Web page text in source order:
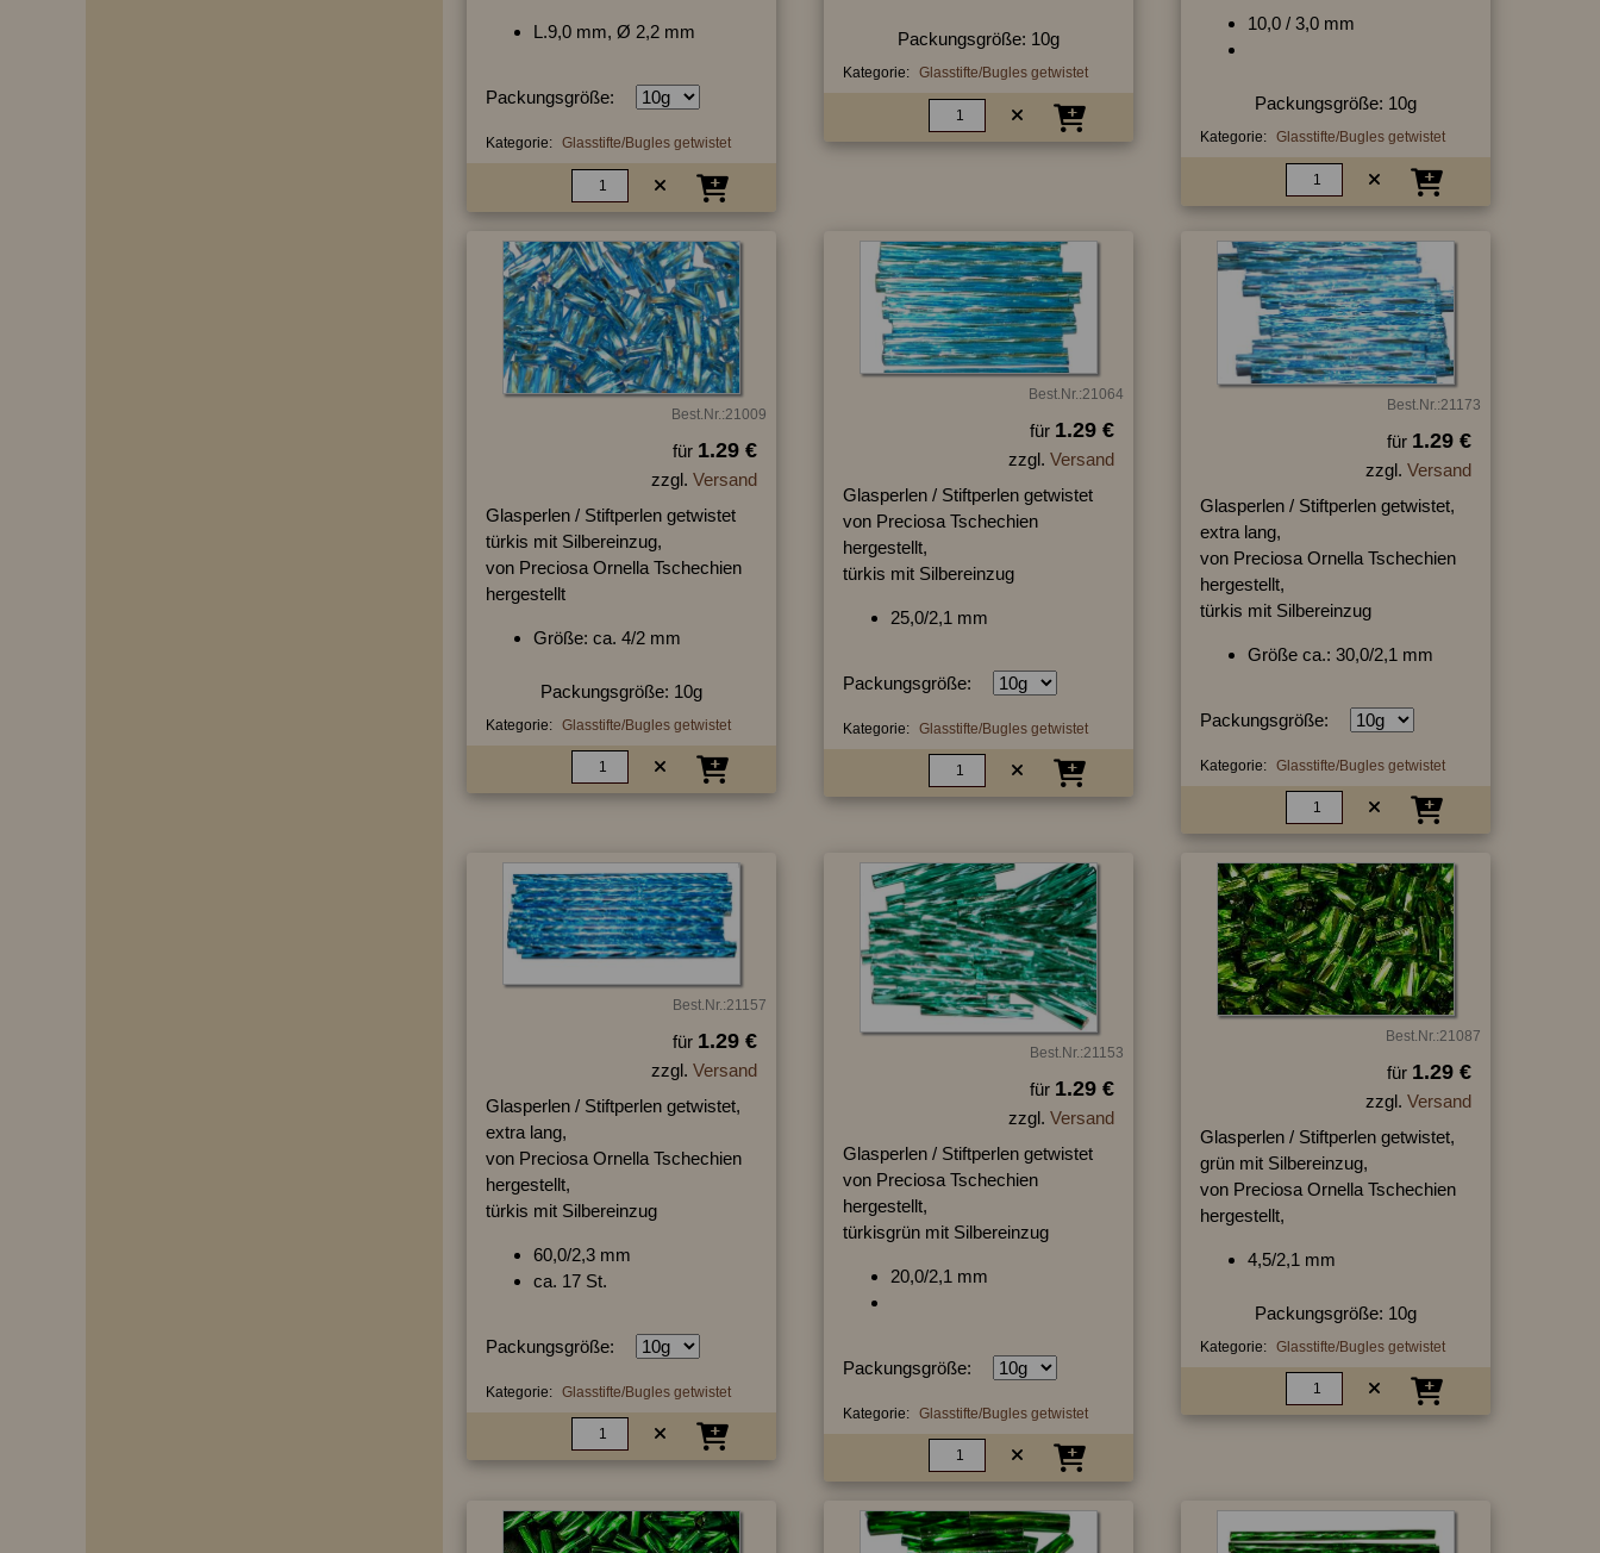
L.9,0 mm, Ø 2,2 mm
Packungsgröße:
Kategorie: Glasstifte/Bugles getwistet
Packungsgröße: 10g
Kategorie: Glasstifte/Bugles getwistet
10,0 / 3,0 mm
Packungsgröße: 10g
Kategorie: Glasstifte/Bugles getwistet
Best.Nr.:21009
für 1.29 €
zzgl. Versand
Glasperlen / Stiftperlen getwistet
türkis mit Silbereinzug,
von Preciosa Ornella Tschechien
hergestellt
Größe: ca. 4/2 mm
Packungsgröße: 10g
Kategorie: Glasstifte/Bugles getwistet
Best.Nr.:21064
für 1.29 €
zzgl. Versand
Glasperlen / Stiftperlen getwistet
von Preciosa Tschechien
hergestellt,
türkis mit Silbereinzug
25,0/2,1 mm
Packungsgröße:
Kategorie: Glasstifte/Bugles getwistet
Best.Nr.:21173
für 1.29 €
zzgl. Versand
Glasperlen / Stiftperlen getwistet,
extra lang,
von Preciosa Ornella Tschechien
hergestellt,
türkis mit Silbereinzug
Größe ca.: 30,0/2,1 mm
Packungsgröße:
Kategorie: Glasstifte/Bugles getwistet
Best.Nr.:21157
für 1.29 €
zzgl. Versand
Glasperlen / Stiftperlen getwistet,
extra lang,
von Preciosa Ornella Tschechien
hergestellt,
türkis mit Silbereinzug
60,0/2,3 mm
ca. 17 St.
Packungsgröße:
Kategorie: Glasstifte/Bugles getwistet
Best.Nr.:21153
für 1.29 €
zzgl. Versand
Glasperlen / Stiftperlen getwistet
von Preciosa Tschechien
hergestellt,
türkisgrün mit Silbereinzug
20,0/2,1 mm
Packungsgröße:
Kategorie: Glasstifte/Bugles getwistet
Best.Nr.:21087
für 1.29 €
zzgl. Versand
Glasperlen / Stiftperlen getwistet,
grün mit Silbereinzug,
von Preciosa Ornella Tschechien
hergestellt,
4,5/2,1 mm
Packungsgröße: 10g
Kategorie: Glasstifte/Bugles getwistet